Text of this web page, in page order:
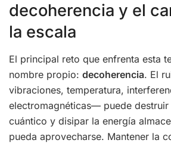
decoherencia y el
la escala
El principal reto que enfrenta esta
nombre propio: decoherencia. El
vibraciones, temperatura,
electromagnéticas— puede
cuántico y disipar la energía
pueda aprovecharse. Mantener la